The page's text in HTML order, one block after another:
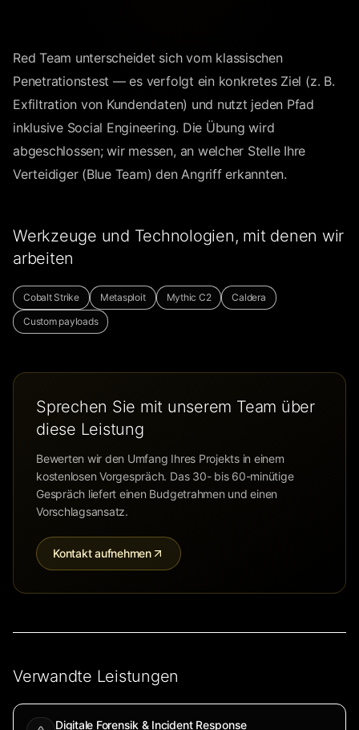
Red Team unterscheidet sich vom klassischen
Penetrationstest — es verfolgt ein konkretes Ziel (z. B.
Exfiltration von Kundendaten) und nutzt jeden Pfad
inklusive Social Engineering. Die Übung wird
abgeschlossen; wir messen, an welcher Stelle Ihre
Verteidiger (Blue Team) den Angriff erkannten.
Werkzeuge und Technologien, mit denen wir
arbeiten
Cobalt Strike Metasploit Mythic C2
Caldera
Custom payloads
Sprechen Sie mit unserem Team über
diese Leistung
Bewerten wir den Umfang Ihres Projekts in einem
kostenlosen Vorgespräch. Das 30- bis 60-minütige
Gespräch liefert einen Budgetrahmen und einen
Vorschlagsansatz.
Kontakt aufnehmen
Verwandte Leistungen
Digitale Forensik & Incident Response